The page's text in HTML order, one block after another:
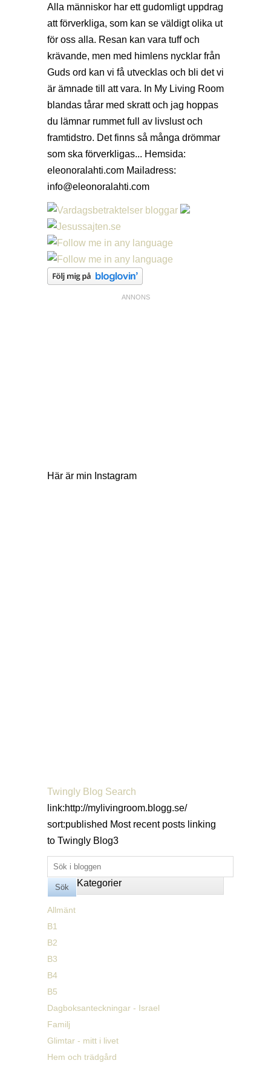
Alla människor har ett gudomligt uppdrag
att förverkliga, som kan se väldigt olika ut
för oss alla. Resan kan vara tuff och
krävande, men med himlens nycklar från
Guds ord kan vi få utvecklas och bli det vi
är ämnade till att vara. In My Living Room
blandas tårar med skratt och jag hoppas
du lämnar rummet full av livslust och
framtidstro. Det finns så många drömmar
som ska förverkligas... Hemsida:
eleonoralahti.com Mailadress:
info@eleonoralahti.com
Här är min Instagram
Twingly Blog Search
link:http://mylivingroom.blogg.se/
sort:published Most recent posts linking
to Twingly Blog3
Kategorier
Allmänt
B1
B2
B3
B4
B5
Dagboksanteckningar - Israel
Familj
Glimtar - mitt i livet
Hem och trädgård